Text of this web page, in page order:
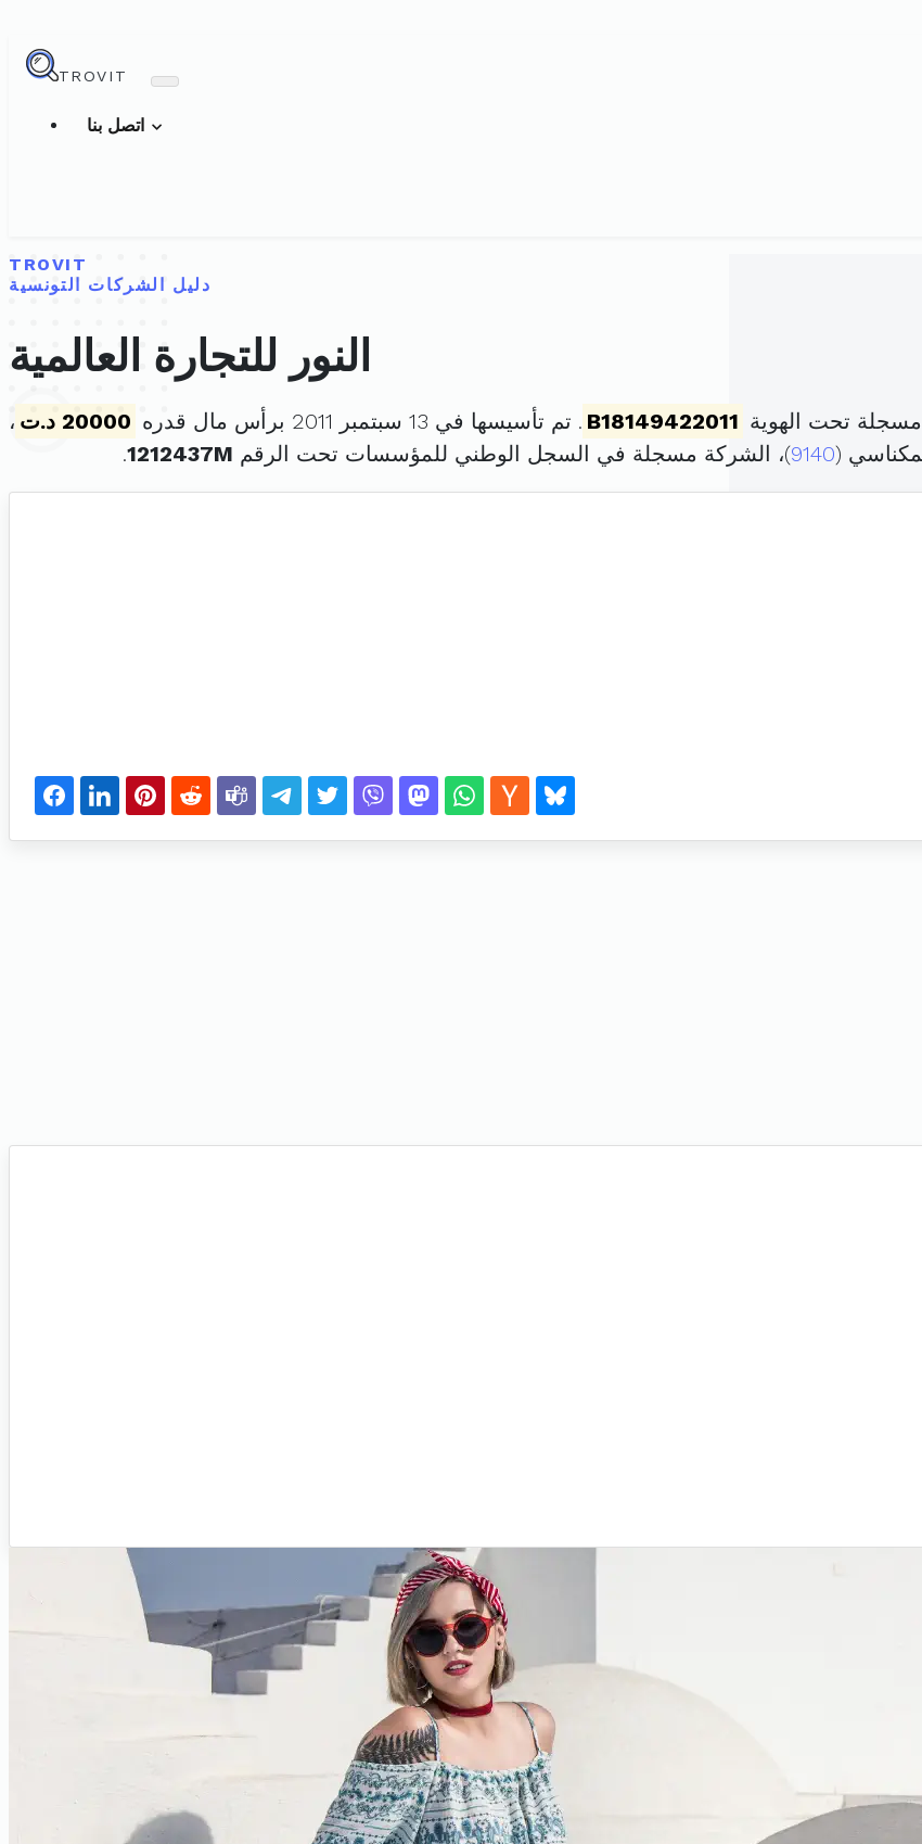
TROVIT
TROVIT
دليل الشركات التونسية
النور للتجارة العالمية
مسجلة تحت الهوية B18149422011 . تم تأسيسها في 13 سبتمبر 2011 برأس مال قدره 20000 د.ت
،
(
9140)، الشركة مسجلة في السجل الوطني للمؤسسات تحت الرقم 1212437M
.